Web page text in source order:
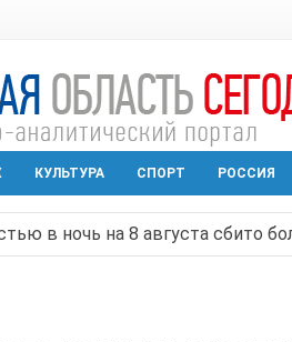
КУЛЬТУРА СПОРТ РОССИЯ
в ночь на 8 августа сбито
характера начал